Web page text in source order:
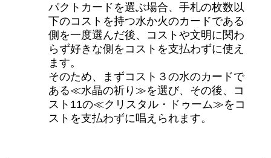
パクトカードを選ぶ場合、手札の枚数以
下のコストを持つ水か火のカードである
側を一度選んだ後、コストや文明に関わ
らず好きな側をコストを支払わずに使え
ます。
そのため、まずコスト３の水のカードで
ある≪水晶の祈り≫を選び、その後、コ
スト11の≪クリスタル・ドゥーム≫をコ
ストを支払わずに唱えられます。